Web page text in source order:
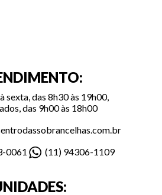
sexta, das 8h30 às 19h00,
das 9h00 às 18h00
0061 (11) 94306-1109